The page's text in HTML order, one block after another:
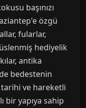
başınızı
özgü
fularlar,
hediyelik
antika
bedestenin
tarihi ve hareketli
bir yapıya sahip